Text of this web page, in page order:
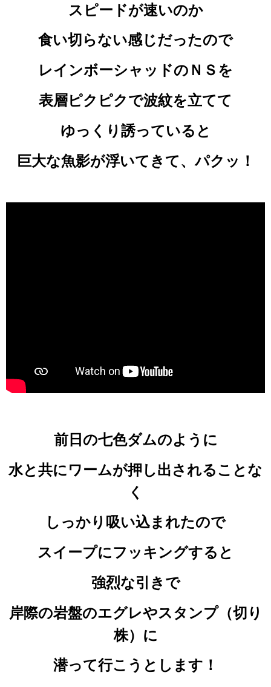
スピードが速いのか
食い切らない感じだったので
レインボーシャッドのＮＳを
表層ピクピクで波紋を立てて
ゆっくり誘っていると
巨大な魚影が浮いてきて、パクッ！
前日の七色ダムのように
水と共にワームが押し出されることな
く
しっかり吸い込まれたので
スイープにフッキングすると
強烈な引きで
岸際の岩盤のエグレやスタンプ（切り
株）に
潜って行こうとします！